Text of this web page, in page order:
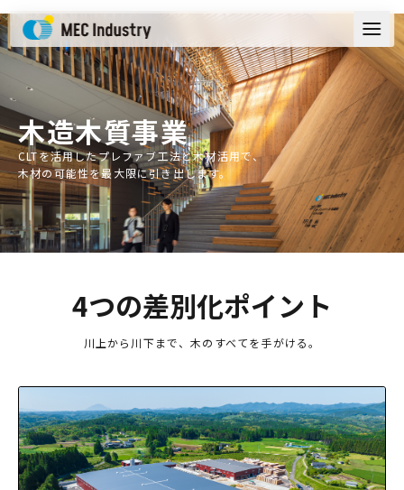
木造木質事業
CLTを活用したプレファブ工法と木材活用で、
木材の可能性を最大限に引き出します。
4つの差別化ポイント
川上から川下まで、木のすべてを手がける。